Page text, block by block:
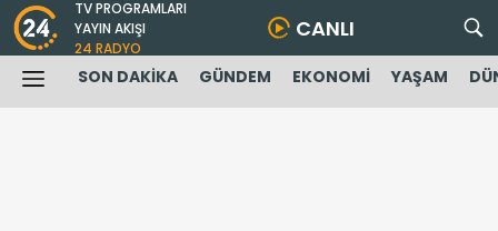
TV PROGRAMLARI
YAYIN AKIŞI
24 RADYO
CANLI
SON DAKİKA GÜNDEM EKONOMİ YAŞAM